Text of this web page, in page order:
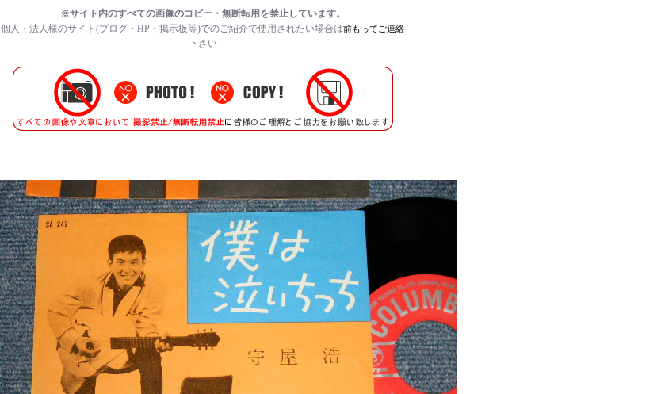
※サイト内のすべての画像のコピー・無断転用を禁止しています。
個人・法人様のサイト(ブログ・HP・掲示板等)でのご紹介で使用されたい場合は前もってご連絡
下さい